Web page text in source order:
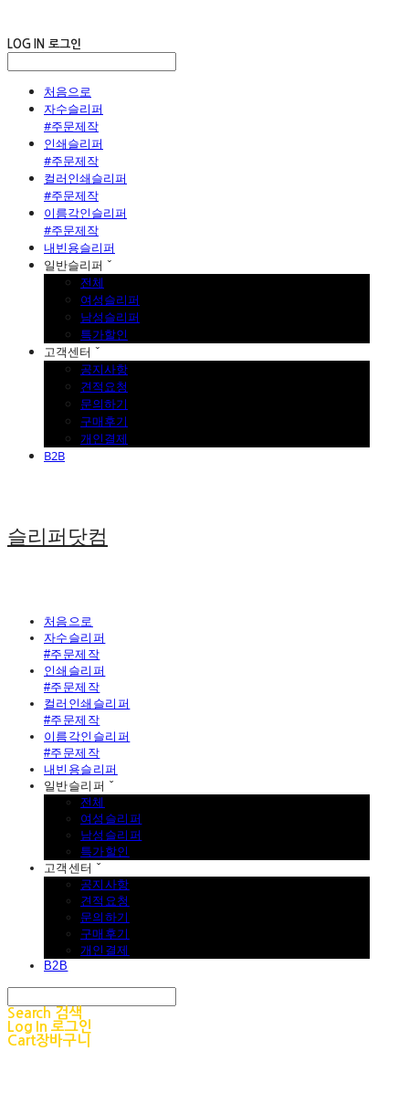
LOG IN 로그인
처음으로
자수슬리퍼
#주문제작
인쇄슬리퍼
#주문제작
컬러인쇄슬리퍼
#주문제작
이름각인슬리퍼
#주문제작
내빈용슬리퍼
일반슬리퍼 ˇ
전체
여성슬리퍼
남성슬리퍼
특가할인
고객센터 ˇ
공지사항
견적요청
문의하기
구매후기
개인결제
B2B
슬리퍼닷컴
처음으로
자수슬리퍼
#주문제작
인쇄슬리퍼
#주문제작
컬러인쇄슬리퍼
#주문제작
이름각인슬리퍼
#주문제작
내빈용슬리퍼
일반슬리퍼 ˇ
전체
여성슬리퍼
남성슬리퍼
특가할인
고객센터 ˇ
공지사항
견적요청
문의하기
구매후기
개인결제
B2B
Search 검색
Log In 로그인
Cart장바구니